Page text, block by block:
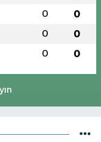
0 0
0 0
0 0